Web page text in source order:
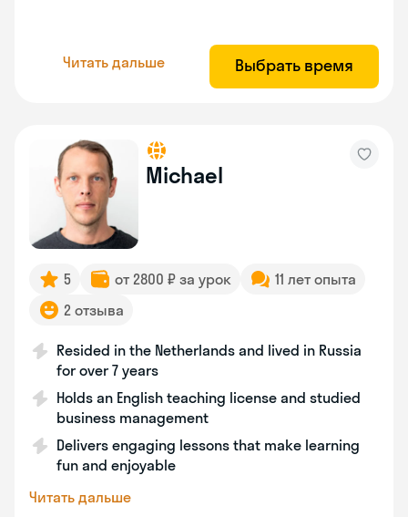
Читать дальше Выбрать время
Michael
5 от 2800 ₽ за урок
11 лет опыта
2 отзыва
Resided in the Netherlands and lived in Russia
for over 7 years
Holds an English teaching license and studied
business management
Delivers engaging lessons that make learning
fun and enjoyable
Читать дальше